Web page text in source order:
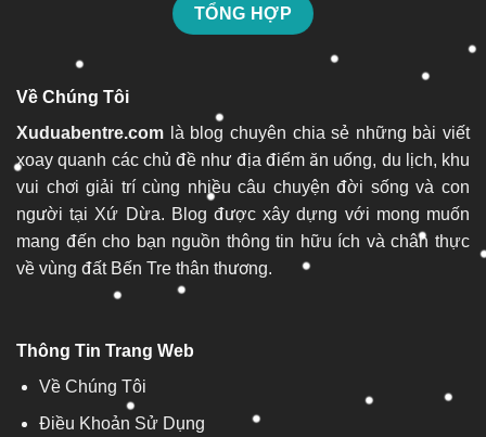
TỔNG HỢP
Về Chúng Tôi
Xuduabentre.com là blog chuyên chia sẻ những bài viết
xoay quanh các chủ đề như địa điểm ăn uống, du lịch, khu
vui chơi giải trí cùng nhiều câu chuyện đời sống và con
người tại Xứ Dừa. Blog được xây dựng với mong muốn
mang đến cho bạn nguồn thông tin hữu ích và chân thực
về vùng đất Bến Tre thân thương.
Thông Tin Trang Web
Về Chúng Tôi
Điều Khoản Sử Dụng